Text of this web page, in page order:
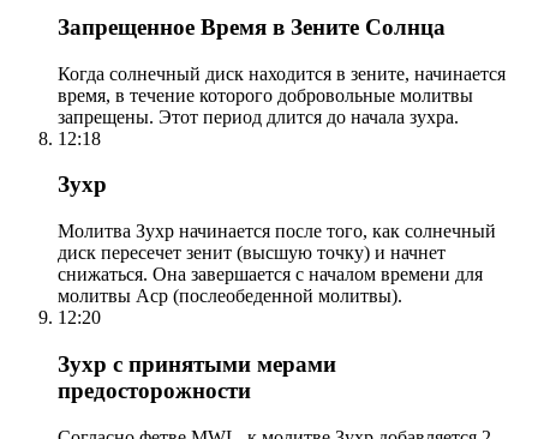
Запрещенное Время в Зените Солнца
Когда солнечный диск находится в зените, начинается
время, в течение которого добровольные молитвы
запрещены. Этот период длится до начала зухра.
12:18
Зухр
Молитва Зухр начинается после того, как солнечный
диск пересечет зенит (высшую точку) и начнет
снижаться. Она завершается с началом времени для
молитвы Аср (послеобеденной молитвы).
12:20
Зухр с принятыми мерами
предосторожности